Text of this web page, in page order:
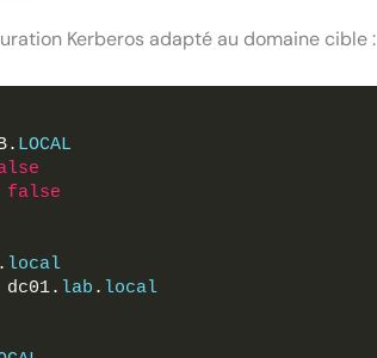
Kerberos adapté au domaine cible :
LOCAL
false
. local
dc01.
lab . local